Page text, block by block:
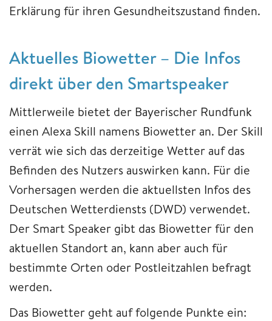
Erklärung für ihren Gesundheitszustand finden.
Aktuelles Biowetter – Die Infos
direkt über den Smartspeaker
Mittlerweile bietet der Bayerischer Rundfunk
einen Alexa Skill namens Biowetter an. Der Skill
verrät wie sich das derzeitige Wetter auf das
Befinden des Nutzers auswirken kann. Für die
Vorhersagen werden die aktuellsten Infos des
Deutschen Wetterdiensts (DWD) verwendet.
Der Smart Speaker gibt das Biowetter für den
aktuellen Standort an, kann aber auch für
bestimmte Orten oder Postleitzahlen befragt
werden.
Das Biowetter geht auf folgende Punkte ein: